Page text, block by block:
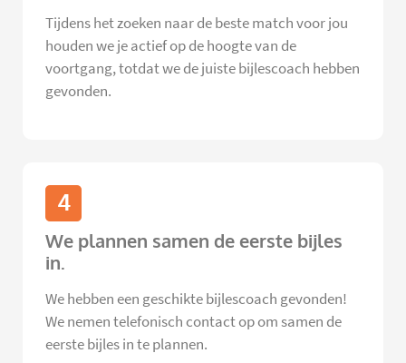
Tijdens het zoeken naar de beste match voor jou
houden we je actief op de hoogte van de
voortgang, totdat we de juiste bijlescoach hebben
gevonden.
4
We plannen samen de eerste bijles
in.
We hebben een geschikte bijlescoach gevonden!
We nemen telefonisch contact op om samen de
eerste bijles in te plannen.